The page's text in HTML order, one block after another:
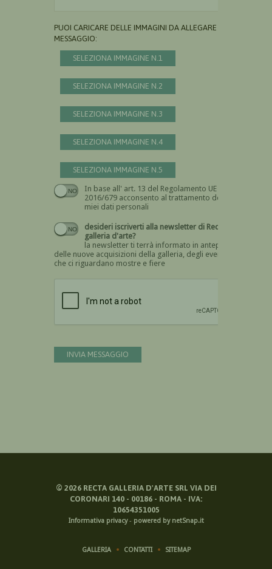
PUOI CARICARE DELLE IMMAGINI DA ALLEGARE AL
MESSAGGIO:
SELEZIONA IMMAGINE N.1
SELEZIONA IMMAGINE N.2
SELEZIONA IMMAGINE N.3
SELEZIONA IMMAGINE N.4
SELEZIONA IMMAGINE N.5
In base all' art. 13 del Regolamento UE n.
2016/679 acconsento al trattamento dei
miei dati personali
Devi dare il consenso
desideri iscriverti alla newsletter di Recta
galleria d'arte?
la newsletter ti terrà informato in anteprima
delle nuove acquisizioni della galleria, degli eventi
che ci riguardano mostre e fiere
INVIA MESSAGGIO
© 2026RECTA GALLERIA D'ARTE SRL VIA DEI
CORONARI 140 - 00186 - ROMA - IVA:
10654351005
Informativa privacy- powered by netSnap.it
GALLERIA CONTATTI SITEMAP